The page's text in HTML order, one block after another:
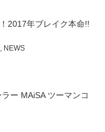
2017年ブレイク本命!!
, NEWS
ー MAiSA ツーマンコ